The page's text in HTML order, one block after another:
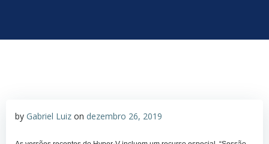
by Gabriel Luiz on dezembro 26, 2019